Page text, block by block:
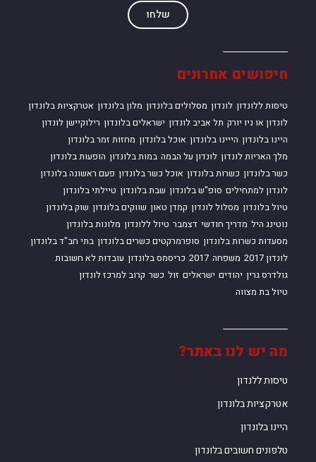
מה יש לנו באתר?
טיסות ללנדון
אטרקציות בלונדון
היינו בלונדון
טלפונים חשובים בלונדון
חיפושים אחרונים
טיסות ללונדון לונדון מסלולים בלונדון מלון בלונדון אטרקציות בלונדון
לונדון או ניו יורק תל אביב לונדון ישראלים בלונדון רילוקיישן לונדון
היינו בלונדון הייינו בלונדון אוכל בלונדון מחזות זמר בלונדון
מלך האריות לונדון לונדון על הבמה במות בלונדון הופעות בלונדון
כשר בלונדון כשרות בלונדון אוכל כשר בלונדון פעם ראשונה בלונדון
לונדון למתחילים סופ"ש בלונדון שבת בלונדון טיילתי בלונדון
טיול בלונדון מסלול לונדון קמדן טאון שווקים בלונדון שוק בלונדון
נוטינג היל מדריך חודשי דצמבר טיול ללונדון מלונות בלונדון
מסעדות כשרות בלונדון סופרמרקטים כשרים בלונדון בתי חב"ד בלונדון
לונדון 2017
משפחה 2017 כריסמס בלונדון עובדות לא חשובות
גולדרס גרין יהודים ישראלים זול כשר קרוב למרכז לונדון
טיול בת מצווה
שלחו